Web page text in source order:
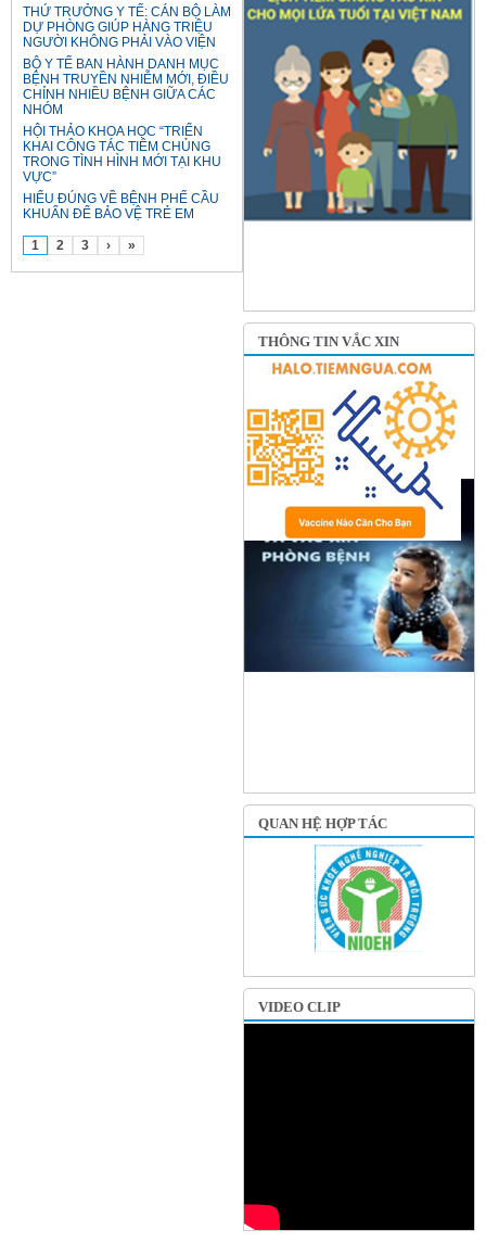
THỨ TRƯỞNG Y TẾ: CÁN BỘ LÀM
DỰ PHÒNG GIÚP HÀNG TRIỆU
NGƯỜI KHÔNG PHẢI VÀO VIỆN
BỘ Y TẾ BAN HÀNH DANH MỤC
BỆNH TRUYỀN NHIỄM MỚI, ĐIỀU
CHỈNH NHIỀU BỆNH GIỮA CÁC
NHÓM
HỘI THẢO KHOA HỌC “TRIỂN
KHAI CÔNG TÁC TIÊM CHỦNG
TRONG TÌNH HÌNH MỚI TẠI KHU
VỰC”
HIỂU ĐÚNG VỀ BỆNH PHẾ CẦU
KHUẨN ĐỂ BẢO VỆ TRẺ EM
1 2 3 › »
THÔNG TIN VẮC XIN
QUAN HỆ HỢP TÁC
VIDEO CLIP